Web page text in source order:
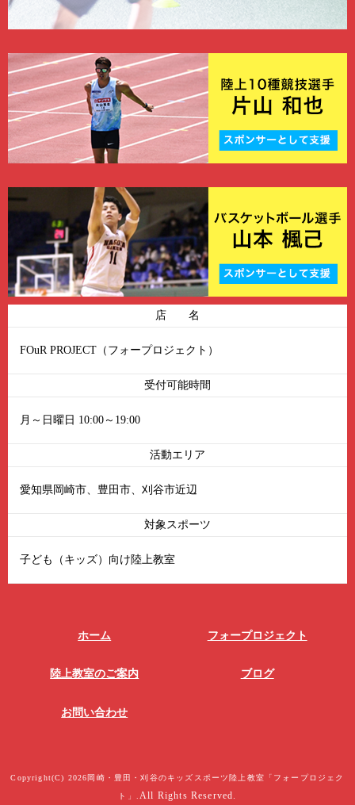
店 名
FOuR PROJECT（フォープロジェクト）
受付可能時間
月～日曜日 10:00～19:00
活動エリア
愛知県岡崎市、豊田市、刈谷市近辺
対象スポーツ
子ども（キッズ）向け陸上教室
ホーム フォープロジェクト
陸上教室のご案内 ブログ
お問い合わせ
Copyright(C) 2026岡崎・豊田・刈谷のキッズスポーツ陸上教室「フォープロジェク
ト」. All Rights Reserved.